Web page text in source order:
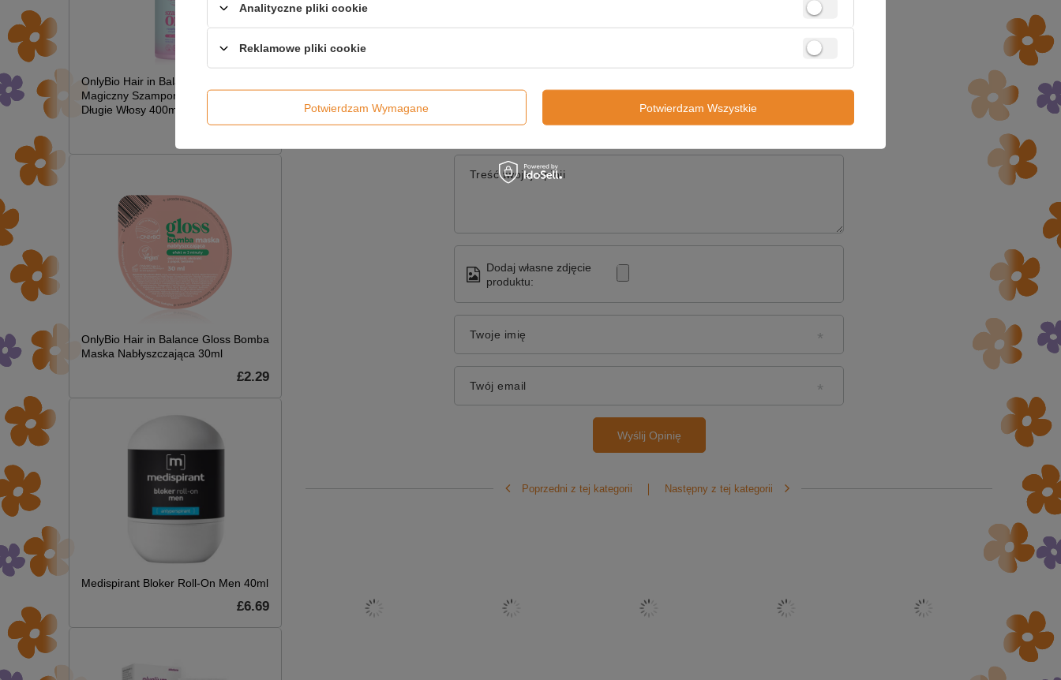
OnlyBio Hair in Balance Kids
Magiczny Szampon Rozplątujący
Długie Włosy 400ml
OnlyBio Hair in Balance Gloss Bomba
Maska Nabłyszczająca 30ml
£2.29
Medispirant Bloker Roll-On Men 40ml
£6.69
5/5
Treść twojej opinii
Dodaj własne zdjęcie
produktu:
Twoje imię
Twój email
Wyślij Opinię
Poprzedni z tej kategorii Następny z tej kategorii
Analityczne pliki cookie
Reklamowe pliki cookie
Potwierdzam Wymagane Potwierdzam Wszystkie